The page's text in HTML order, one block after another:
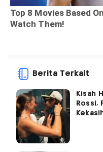
Berita Terkait
Kisah
Rossi,